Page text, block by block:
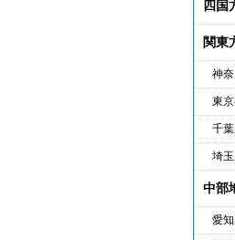
四国
関東
神
東
千
埼
中部
愛